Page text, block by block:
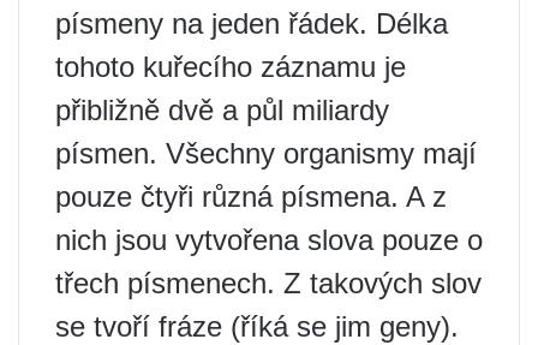
písmeny na jeden řádek. Délka
tohoto kuřecího záznamu je
přibližně dvě a půl miliardy
písmen. Všechny organismy mají
pouze čtyři různá písmena. A z
nich jsou vytvořena slova pouze o
třech písmenech. Z takových slov
se tvoří fráze (říká se jim geny).